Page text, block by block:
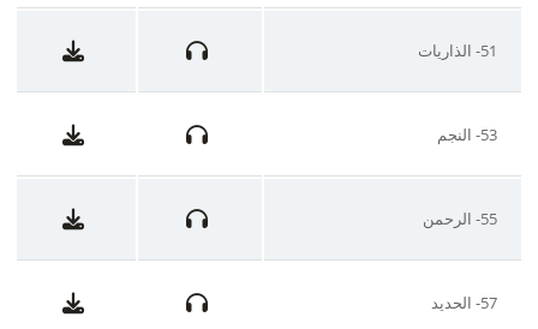
51- الذاريات
53- النجم
55- الرحمن
57- الحديد